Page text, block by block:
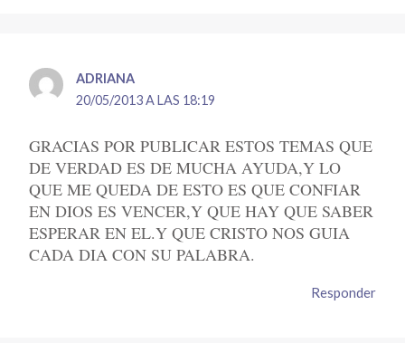
ADRIANA
20/05/2013 A LAS 18:19
GRACIAS POR PUBLICAR ESTOS TEMAS QUE
DE VERDAD ES DE MUCHA AYUDA,Y LO
QUE ME QUEDA DE ESTO ES QUE CONFIAR
EN DIOS ES VENCER,Y QUE HAY QUE SABER
ESPERAR EN EL.Y QUE CRISTO NOS GUIA
CADA DIA CON SU PALABRA.
Responder